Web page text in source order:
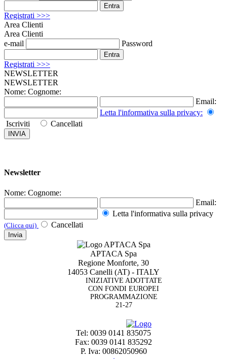
Registrati >>>
Area Clienti
Area Clienti
e-mail
Password
Registrati >>>
NEWSLETTER
NEWSLETTER
Nome: Cognome:
Email:
Letta l'informativa sulla privacy:
Iscriviti
Cancellati
Newsletter
Nome: Cognome:
Email:
Letta l'informativa sulla privacy
(Clicca qui) Cancellati
APTACA Spa
Regione Monforte, 30
14053 Canelli (AT) - ITALY
INIZIATIVE ADOTTATE
CON FONDI EUROPEI
PROGRAMMAZIONE
21-27
Tel: 0039 0141 835075
Fax: 0039 0141 835292
P. Iva: 00862050960